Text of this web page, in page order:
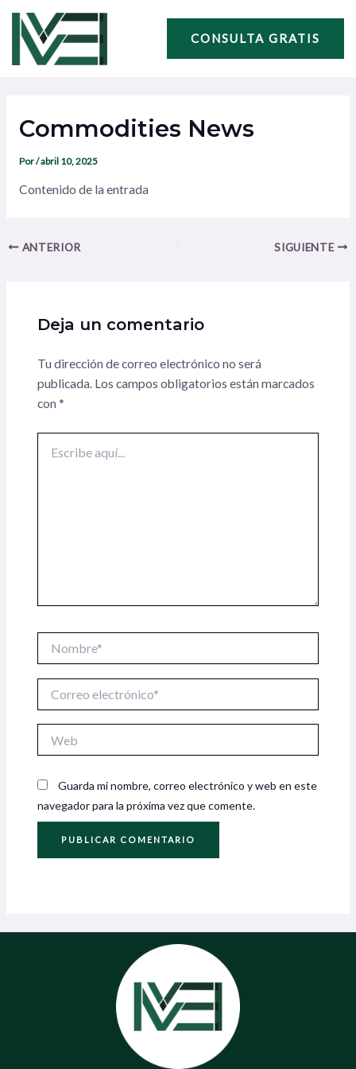
contenido
CONSULTA GRATIS
Commodities News
Por/abril 10, 2025
Contenido de la entrada
entradas
ANTERIOR SIGUIENTE
Deja un comentario
Tu dirección de correo electrónico no será
publicada. Los campos obligatorios están marcados
con *
aquí...
electrónico*
Guarda mi nombre, correo electrónico y web en este
navegador para la próxima vez que comente.